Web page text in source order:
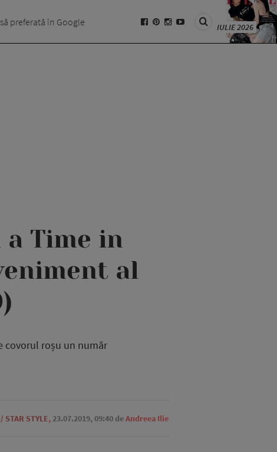
preferată în Google IULIE 2026
Time in
al
covorul roșu un număr
/ STAR STYLE, 23.07.2019, 09:40 deAndreea Ilie